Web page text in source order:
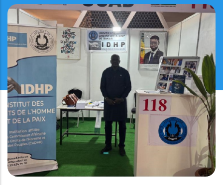
PARTICIPATION DE L'IDHP AU SALON UNIVERSITAIRE
DE L’ORIENTATION, DE L’APPRENTISSAGE ET DE LA
FORMATION (UNIVERSALON) 2025